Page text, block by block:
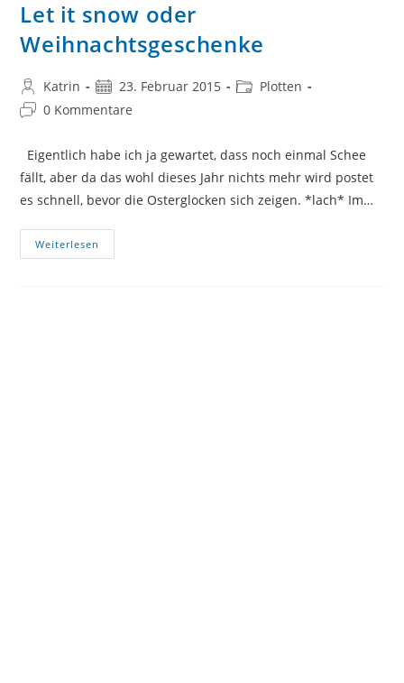
Let it snow oder
Weihnachtsgeschenke
Beitrags-
Autor:
Katrin
Beitrag
veröffentlicht:
23. Februar 2015
Beitrags-
Plotten
Beitrags-
0 Kommentare
Eigentlich habe ich ja gewartet, dass noch einmal Schee
fällt, aber da das wohl dieses Jahr nichts mehr wird postet
es schnell, bevor die Osterglocken sich zeigen. *lach* Im…
Weiterlesen
It